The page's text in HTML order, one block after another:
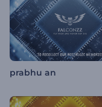
prabhu an